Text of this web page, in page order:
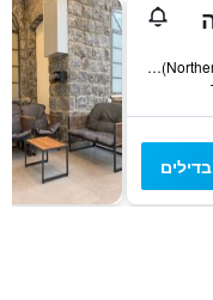
הגליל 56, טבריה, Haûafon (Northern), ישראל